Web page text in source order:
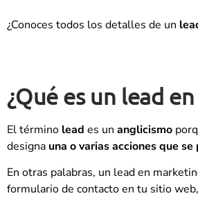
¿Conoces todos los detalles de un
¿Qué es un lead
El término lead es un anglicismo
designa una o varias acciones que
En otras palabras, un lead en
formulario de contacto en tu sitio